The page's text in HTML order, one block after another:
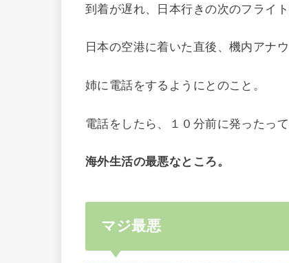
到着が遅れ、日本行きの次のフライト
日本の空港に着いた直後、機内アナウ
姉に電話をするようにとのこと。
電話をしたら、１０分前に発ったって
海外生活の最悪なところ。
マジ最悪